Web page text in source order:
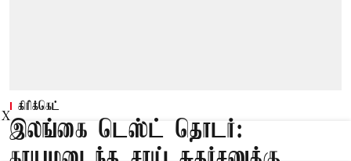
கிரிக்கெட்
இலங்கை டெஸ்ட் தொடர்:
X